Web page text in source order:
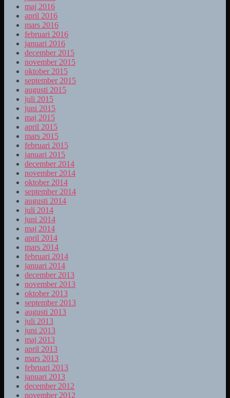
maj 2016
april 2016
mars 2016
februari 2016
januari 2016
december 2015
november 2015
oktober 2015
september 2015
augusti 2015
juli 2015
juni 2015
maj 2015
april 2015
mars 2015
februari 2015
januari 2015
december 2014
november 2014
oktober 2014
september 2014
augusti 2014
juli 2014
juni 2014
maj 2014
april 2014
mars 2014
februari 2014
januari 2014
december 2013
november 2013
oktober 2013
september 2013
augusti 2013
juli 2013
juni 2013
maj 2013
april 2013
mars 2013
februari 2013
januari 2013
december 2012
november 2012